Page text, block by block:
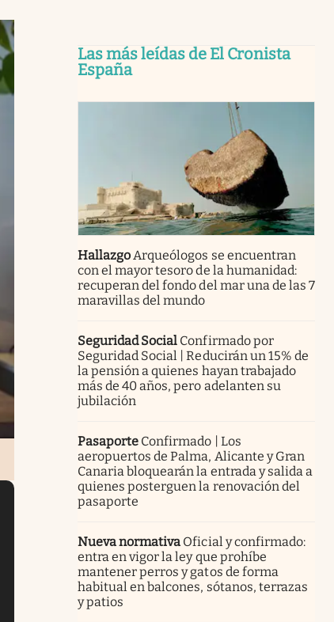
Las más leídas de El Cronista
España
HallazgoArqueólogos se encuentran
con el mayor tesoro de la humanidad:
recuperan del fondo del mar una de las 7
maravillas del mundo
Seguridad Social Confirmado por
Seguridad Social | Reducirán un 15% de
la pensión a quienes hayan trabajado
más de 40 años, pero adelanten su
jubilación
Pasaporte Confirmado | Los
aeropuertos de Palma, Alicante y Gran
Canaria bloquearán la entrada y salida a
quienes posterguen la renovación del
pasaporte
Nueva normativa Oficial y confirmado:
entra en vigor la ley que prohíbe
mantener perros y gatos de forma
habitual en balcones, sótanos, terrazas
y patios